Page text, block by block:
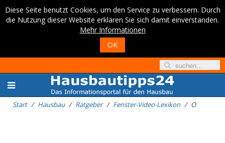
Diese Seite benutzt Cookies, um den Service zu verbessern. Durch
die Nutzung dieser Website erklären Sie sich damit einverstanden.
Mehr Informationen
OK
Start Hausbau Ratgeber Fenster-Video-Lexikon O